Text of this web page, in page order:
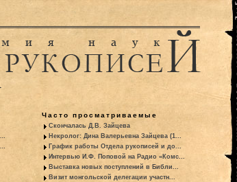
Часто просматриваемые
Скончалась Д.В. Зайцева
Некролог: Дина Валерьевна Зайцева (1...
График работы Отдела рукописей и до...
Интервью И.Ф. Поповой на Радио «Комс...
Выставка новых поступлений в Библи...
Визит монгольской делегации участн...